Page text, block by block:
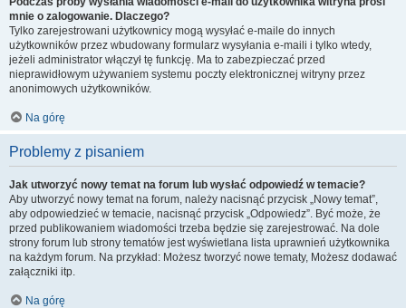
mnie o zalogowanie. Dlaczego?
Tylko zarejestrowani użytkownicy mogą wysyłać e-maile do innych
użytkowników przez wbudowany formularz wysyłania e-maili i tylko wtedy,
jeżeli administrator włączył tę funkcję. Ma to zabezpieczać przed
nieprawidłowym używaniem systemu poczty elektronicznej witryny przez
anonimowych użytkowników.
Na górę
Problemy z pisaniem
Jak utworzyć nowy temat na forum lub wysłać odpowiedź w temacie?
Aby utworzyć nowy temat na forum, należy nacisnąć przycisk „Nowy temat”,
aby odpowiedzieć w temacie, nacisnąć przycisk „Odpowiedz”. Być może, że
przed publikowaniem wiadomości trzeba będzie się zarejestrować. Na dole
strony forum lub strony tematów jest wyświetlana lista uprawnień użytkownika
na każdym forum. Na przykład: Możesz tworzyć nowe tematy, Możesz dodawać
załączniki itp.
Na górę